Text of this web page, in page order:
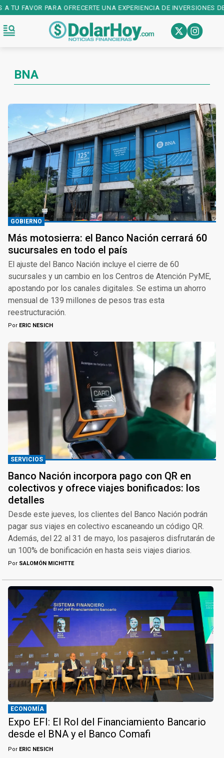
FAVOR PARA OFRECERTE UNA EXPERIENCIA DE INVERSIONES DE
BNA
GOBIERNO
Más motosierra: el Banco Nación cerrará 60
sucursales en todo el país
El ajuste del Banco Nación incluye el cierre de 60
sucursales y un cambio en los Centros de Atención PyME,
apostando por los canales digitales. Se estima un ahorro
mensual de 139 millones de pesos tras esta
reestructuración.
Por ERIC NESICH
SERVICIOS
Banco Nación incorpora pago con QR en
colectivos y ofrece viajes bonificados: los
detalles
Desde este jueves, los clientes del Banco Nación podrán
pagar sus viajes en colectivo escaneando un código QR.
Además, del 22 al 31 de mayo, los pasajeros disfrutarán de
un 100% de bonificación en hasta seis viajes diarios.
Por SALOMÓN MICHITTE
ECONOMÍA
Expo EFI: El Rol del Financiamiento Bancario
desde el BNA y el Banco Comafi
Por ERIC NESICH